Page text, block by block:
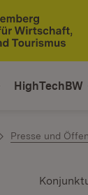
HighTechBW
Presse und